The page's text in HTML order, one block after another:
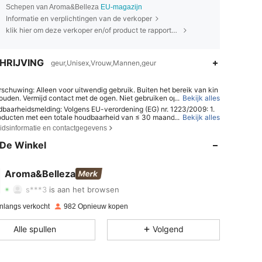
Schepen van Aroma&Belleza EU-magazijn
Informatie en verplichtingen van de verkoper
klik hier om deze verkoper en/of product te rapporteren.
geur,Unisex,Vrouw,Mannen,geur
Alleen voor uitwendig gebruik. Buiten het bereik van kin
Vermijd contact met de ogen. Niet gebruiken op een bescha
geïrriteerde huid. Stop het gebruik als er irritatie optreedt.
... Bekijk alles
Volgens EU-verordening (EG) nr. 1223/2009: 1.
met een totale houdbaarheid van ≤ 30 maanden: de verval
aangegeven met een zandlopersymbool ⌛ + datum op de verp
of in het Engels met "ten minste houdbaar tot" of "ten minste houdb
einde van" + datum; 2. Voor producten met een totale houdbaarh
30 maanden: de houdbaarheidsdatum wordt aangegeven met ee
in verpakkingen voor eenmalig gebruik, niet-openbare produc
gespecificeerde artikelen zijn vrijgesteld van de verplichte h
Raadpleeg uitsluitend de markeringen op de
stop het gebruik onmiddellijk als er sprake is va
... Bekijk alles
en contactgegevens
Winkel
Aroma&Belleza
4.62 1.2K 2.4K
4.62
4.62 1.2K
s***3 is aan het browsen
4.62 2.4K
verkocht 982 Opnieuw kopen
Alle spullen Volgend